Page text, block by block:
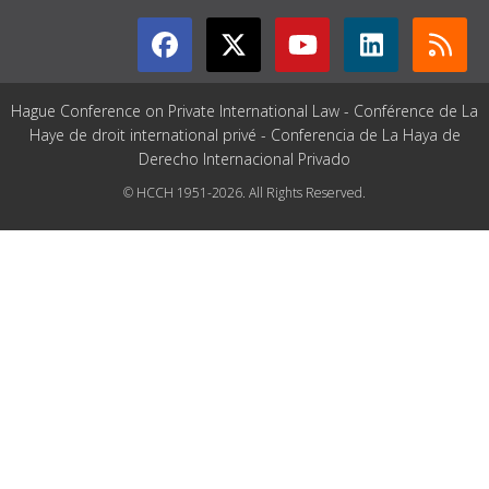
Hague Conference on Private International Law - Conférence de La
Haye de droit international privé - Conferencia de La Haya de
Derecho Internacional Privado
© HCCH 1951-2026. All Rights Reserved.